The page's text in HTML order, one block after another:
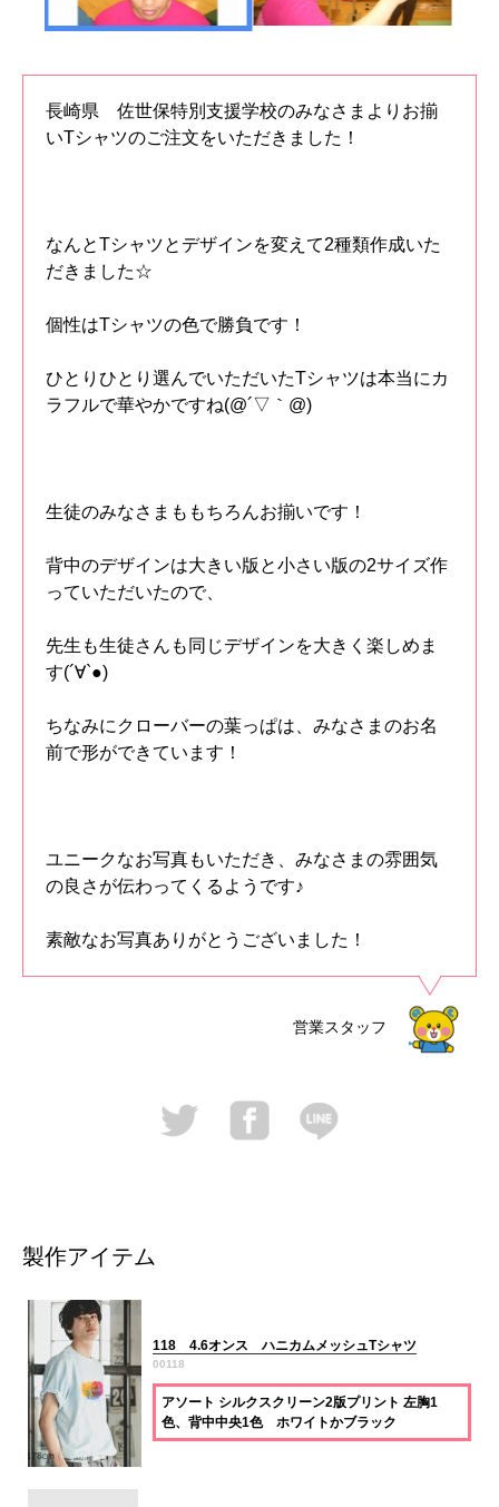
長崎県 佐世保特別支援学校のみなさまよりお揃
いTシャツのご注文をいただきました！
なんとTシャツとデザインを変えて2種類作成いた
だきました☆
個性はTシャツの色で勝負です！
ひとりひとり選んでいただいたTシャツは本当にカ
ラフルで華やかですね(@´▽｀@)
生徒のみなさまももちろんお揃いです！
背中のデザインは大きい版と小さい版の2サイズ作
っていただいたので、
先生も生徒さんも同じデザインを大きく楽しめま
す(´∀`●)
ちなみにクローバーの葉っぱは、みなさまのお名
前で形ができています！
ユニークなお写真もいただき、みなさまの雰囲気
の良さが伝わってくるようです♪
素敵なお写真ありがとうございました！
営業スタッフ
製作アイテム
118 4.6オンス ハニカムメッシュTシャツ
00118
アソート シルクスクリーン2版プリント 左胸1
色、背中中央1色 ホワイトかブラック